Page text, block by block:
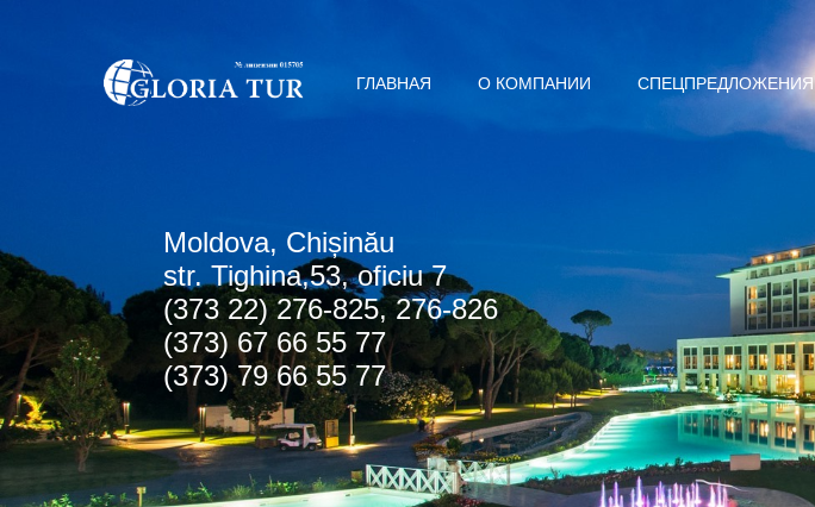
ГЛАВНАЯ О КОМПАНИИ СПЕЦПРЕДЛОЖЕНИЯ
Мoldova, Chișinău
str. Tighina,53, oficiu 7
(373 22) 276-825, 276-826
(373) 67 66 55 77
(373) 79 66 55 77